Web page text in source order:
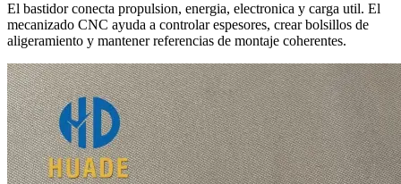
El bastidor conecta propulsion, energia, electronica y carga util. El
mecanizado CNC ayuda a controlar espesores, crear bolsillos de
aligeramiento y mantener referencias de montaje coherentes.